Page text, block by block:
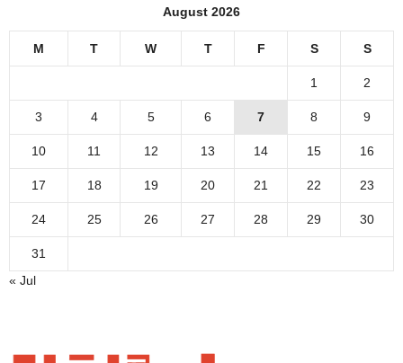
August 2026
M T W T F S S
1 2
3 4 5 6 7 8 9
10 11 12 13 14 15 16
17 18 19 20 21 22 23
24 25 26 27 28 29 30
31
« Jul